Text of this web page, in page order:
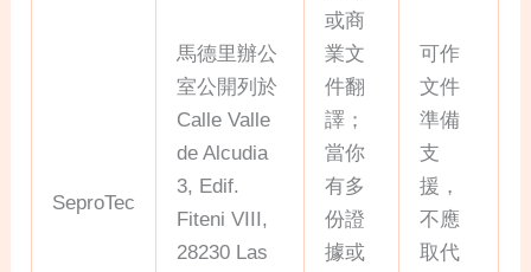
SeproTec
馬德里辦公
室公開列於
Calle Valle
de Alcudia
3, Edif.
Fiteni VIII,
28230 Las
或商
業文
件翻
譯；
當你
有多
份證
據或
可作
文件
準備
支
援，
不應
取代